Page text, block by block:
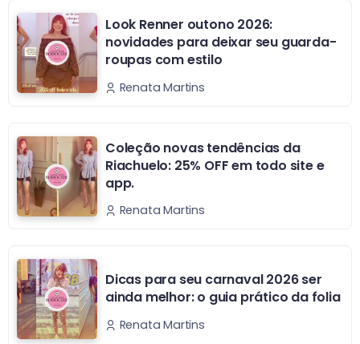
Look Renner outono 2026:
novidades para deixar seu guarda-
roupas com estilo
Renata Martins
Coleção novas tendências da
Riachuelo: 25% OFF em todo site e
app.
Renata Martins
Dicas para seu carnaval 2026 ser
ainda melhor: o guia prático da folia
Renata Martins